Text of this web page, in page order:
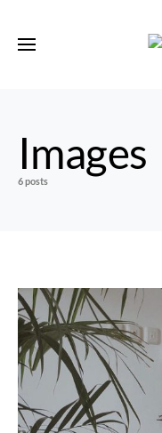
Images
6 posts